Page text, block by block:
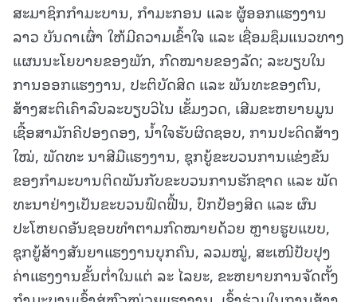
ສະມາຊິກກຳມະບານ, ກໍາມະກອນ ແລະ ຜູ້ອອກແຮງງານ
ລາວ ບັນດາເຜົ່າ ໃຫ້ມີຄວາມເຂົ້າໃຈ ແລະ ເຊື່ອມຊຶມແນວທາງ
ແຜນນະໂຍບາຍຂອງພັກ, ກົດໝາຍຂອງລັດ; ລະບຽບໃນ
ການອອກແຮງງານ, ປະຕິບັດສິດ ແລະ ພັນທະຂອງຕົນ,
ສ້າງສະຕິເຄົາລົບລະບຽບວິໄນ ເຂັ້ມງວດ, ເສີມຂະຫຍາຍມູນ
ເຊື້ອສາມັກຄີປອງດອງ, ນໍ້າໃຈຮັບຜິດຊອບ, ການປະດິດສ້າງ
ໃໝ່, ພັດທະ ນາສີມືແຮງງານ, ຊຸກຍູ້ຂະບວນການແຂ່ງຂັນ
ຂອງກຳມະບານຕິດພັນກັບຂະບວນການຮັກຊາດ ແລະ ພັດ
ທະນາຢ່າງເປັນຂະບວນຟົດຟື້ນ, ປົກປ້ອງສິດ ແລະ ຜົນ
ປະໂຫຍດອັນຊອບທຳຕາມກົດໝາຍດ້ວຍ ຫຼາຍຮູບແບບ,
ຊຸກຍູ້ສ້າງສັນຍາແຮງງານບຸກຄົນ, ລວມໝູ່, ສະເໜີປັບປຸງ
ຄ່າແຮງງານຂັ້ນຕໍ່າໃນແຕ່ ລະ ໄລຍະ, ຂະຫຍາຍການຈັດຕັ້ງ